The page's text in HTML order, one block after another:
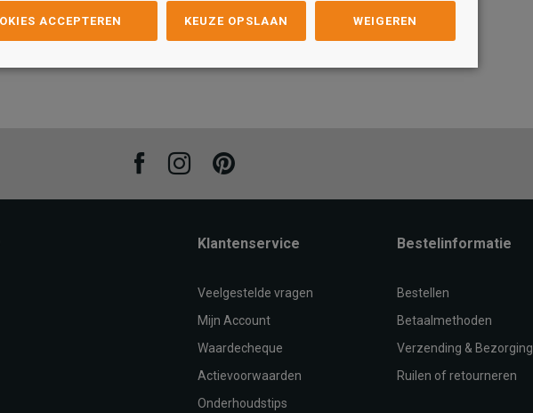
45 46
Maat
40
41 42 43 44 45 46
Maat
40
41 42 43 44
FacebookInstagramPinterest
Klantenservice
Veelgestelde vragen
Mijn Account
Waardecheque
Actievoorwaarden
Onderhoudstips
Bestelinformatie
Bestellen
Betaalmethoden
Verzending & Bezorging
Ruilen of retourneren
ACCEPTEREN KEUZE OPSLAAN WEIGEREN